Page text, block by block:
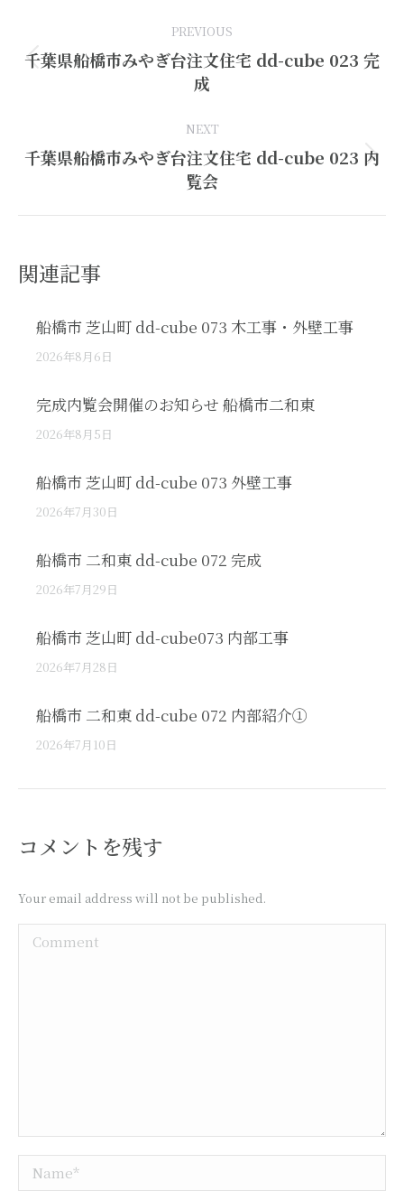
PREVIOUS
Previous
post:
千葉県船橋市みやぎ台注文住宅 dd-cube 023 完
成
NEXT
Next
post:
千葉県船橋市みやぎ台注文住宅 dd-cube 023 内
覧会
関連記事
船橋市 芝山町 dd-cube 073 木工事・外壁工事
2026年8月6日
完成内覧会開催のお知らせ 船橋市二和東
2026年8月5日
船橋市 芝山町 dd-cube 073 外壁工事
2026年7月30日
船橋市 二和東 dd-cube 072 完成
2026年7月29日
船橋市 芝山町 dd-cube073 内部工事
2026年7月28日
船橋市 二和東 dd-cube 072 内部紹介①
2026年7月10日
コメントを残す
Your email address will not be published.
Comment
Name *